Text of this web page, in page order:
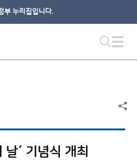
부 누리집입니다.
´ 기념식 개최